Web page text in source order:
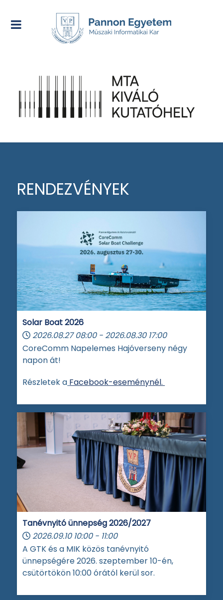
RENDEZVÉNYEK
Solar Boat 2026
2026.08.27 08:00 - 2026.08.30 17:00
CoreComm Napelemes Hajóverseny négy
napon át!
Részletek a Facebook-eseménynél.
Tanévnyitó ünnepség 2026/2027
2026.09.10 10:00 - 11:00
A GTK és a MIK közös tanévnyitó
ünnepségére 2026. szeptember 10-én,
csütörtökön 10:00 órától kerül sor.